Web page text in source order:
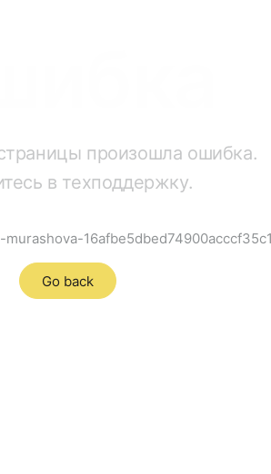
произошла ошибка.
в техподдержку.
Go back